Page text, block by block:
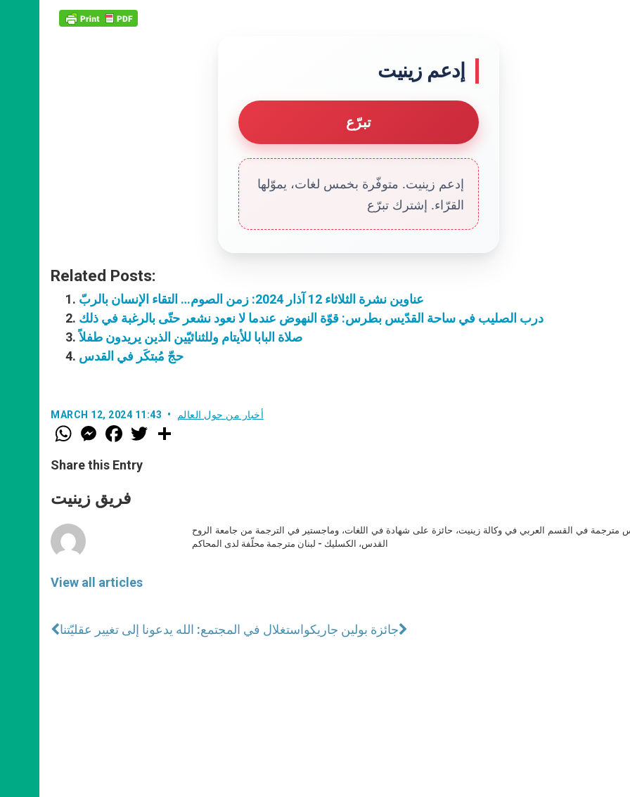
إدعم زينيت
تبرّع
إدعم زينيت. متوفّرة بخمس لغات، يموّلها
القرّاء. إشترك تبرّع
Related Posts:
عناوين نشرة الثلاثاء 12 آذار 2024: زمن الصوم… التقاء الإنسان بالربّ
درب الصليب في ساحة القدّيس بطرس: قوّة النهوض عندما لا نعود نشعر حتّى بالرغبة في ذلك
صلاة البابا للأيتام وللثنائيّين الذين يريدون طفلاً
حجّ مُبتكَر في القدس
MARCH 12, 2024 11:43 أخبار من حول العالم
W
h
t
s
p
p
M
e
s
e
g
e
F
a
e
b
o
k
w
Share this Entry
فريق زينيت
View all articles
في القسم العربي في وكالة زينيت، حائزة على شهادة في اللغات، وماجستير في الترجمة من جامعة الروح
القدس، الكسليك - لبنان مترجمة محلّفة لدى المحاكم
استغلال في المجتمع: الله يدعونا إلى تغيير عقليّتناجائزة بولين جاريكو